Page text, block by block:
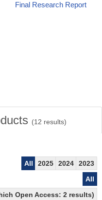
Final Research Report
(12 results)
All 2025 2024
2023
All
Open Access: 2 results)